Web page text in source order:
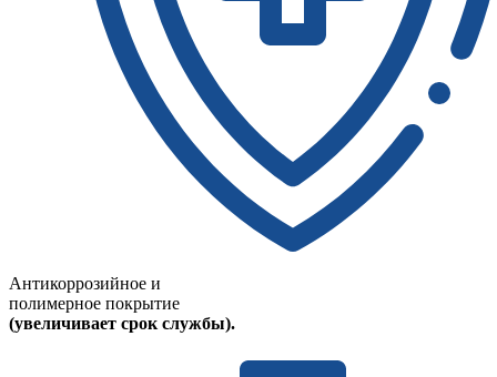
Антикоррозийное и
полимерное покрытие
(увеличивает срок службы).